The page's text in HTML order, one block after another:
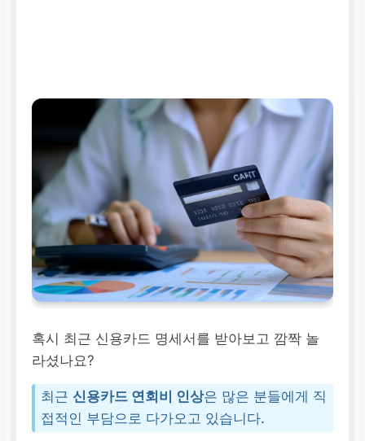
혹시 최근 신용카드 명세서를 받아보고 깜짝 놀
라셨나요?
최근 신용카드 연회비 인상은 많은 분들에게 직
접적인 부담으로 다가오고 있습니다.